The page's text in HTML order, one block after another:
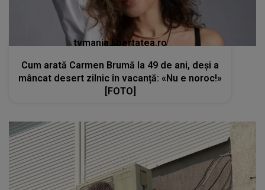
tvmania.libertatea.ro
Cum arată Carmen Brumă la 49 de ani, deși a
mâncat desert zilnic în vacanță: «Nu e noroc!»
[FOTO]